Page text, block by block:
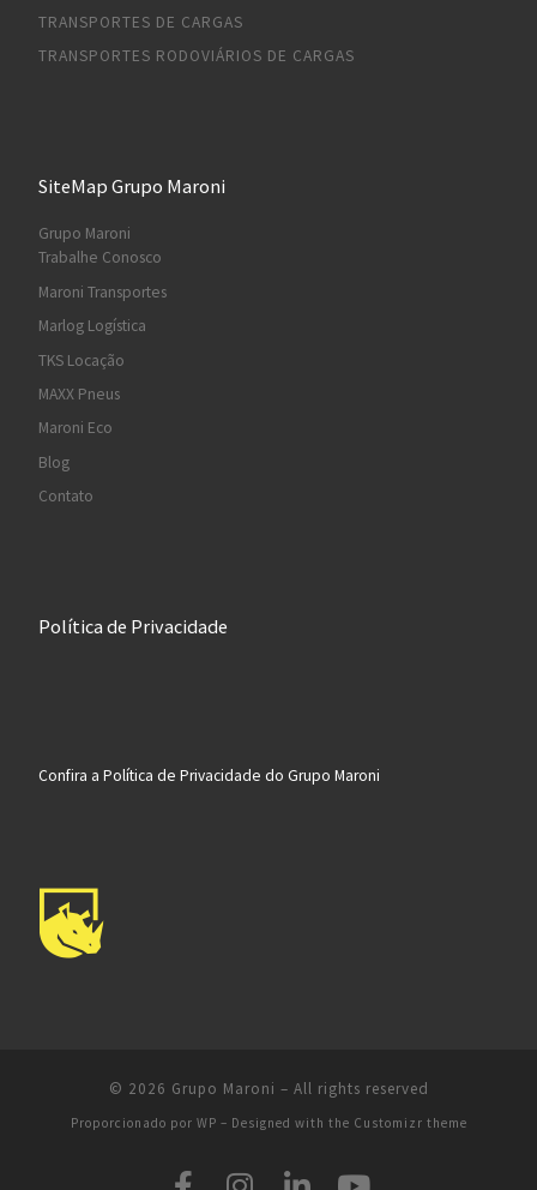
TRANSPORTES DE CARGAS
TRANSPORTES RODOVIÁRIOS DE CARGAS
SiteMap Grupo Maroni
Grupo Maroni
Trabalhe Conosco
Maroni Transportes
Marlog Logística
TKS Locação
MAXX Pneus
Maroni Eco
Blog
Contato
Política de Privacidade
Confira a Política de Privacidade do Grupo Maroni
© 2026 Grupo Maroni – All rights reserved
Proporcionado por WP – Designed with the Customizr theme